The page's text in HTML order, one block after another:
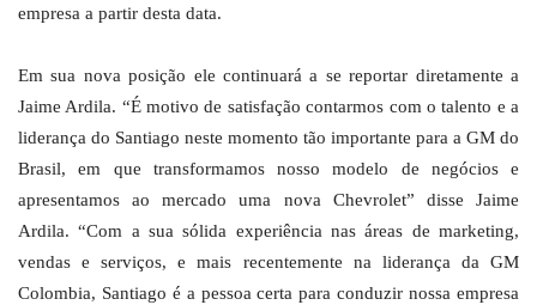
empresa a partir desta data.
Em sua nova posição ele continuará a se reportar diretamente a
Jaime Ardila. “É motivo de satisfação contarmos com o talento e a
liderança do Santiago neste momento tão importante para a GM do
Brasil, em que transformamos nosso modelo de negócios e
apresentamos ao mercado uma nova Chevrolet” disse Jaime
Ardila. “Com a sua sólida experiência nas áreas de marketing,
vendas e serviços, e mais recentemente na liderança da GM
Colombia, Santiago é a pessoa certa para conduzir nossa empresa